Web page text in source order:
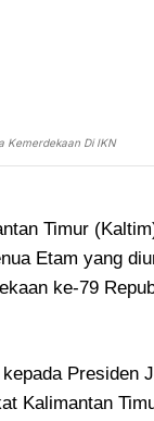
Kemerdekaan Di IKN
Timur
Etam yang
ke-79
Presiden
Kalimantan